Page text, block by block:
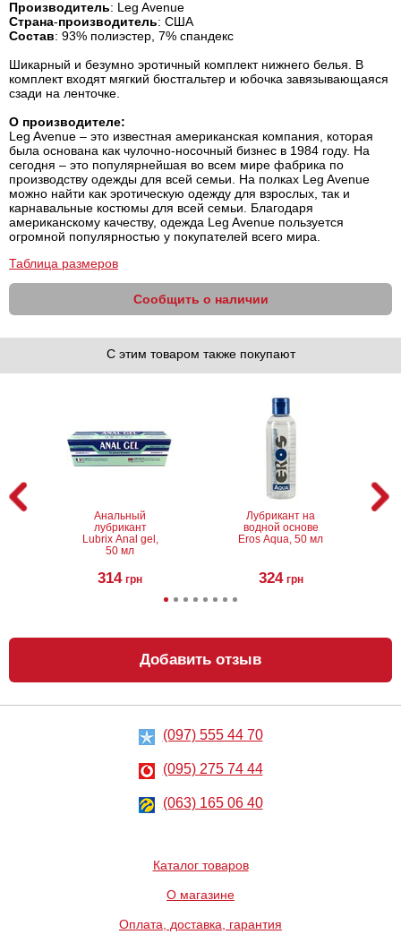
Производитель: Leg Avenue
Страна-производитель: США
Состав: 93% полиэстер, 7% спандекс
Шикарный и безумно эротичный комплект нижнего белья. В
комплект входят мягкий бюстгальтер и юбочка завязывающаяся
сзади на ленточке.
О производителе:
Leg Avenue – это известная американская компания, которая
была основана как чулочно-носочный бизнес в 1984 году. На
сегодня – это популярнейшая во всем мире фабрика по
производству одежды для всей семьи. На полках Leg Avenue
можно найти как эротическую одежду для взрослых, так и
карнавальные костюмы для всей семьи. Благодаря
американскому качеству, одежда Leg Avenue пользуется
огромной популярностью у покупателей всего мира.
Таблица размеров
Сообщить о наличии
С этим товаром также покупают
Анальный
лубрикант
Lubrix Anal gel,
50 мл
314 грн
Лубрикант на
водной основе
Eros Aqua, 50 мл
324 грн
Анальный
лубрикант на
водной основе
Just Glide Anal,
грн
Металлическая
пробка Slash, S
668
Добавить отзыв
(097) 555 44 70
(095) 275 74 44
(063) 165 06 40
Каталог товаров
О магазине
Оплата, доставка, гарантия